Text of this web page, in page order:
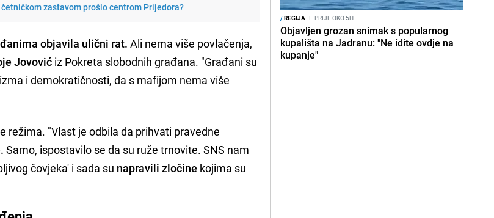
zastavom prošlo centrom Prijedora?
objavila ulični rat. Ali nema više povlačenja,
Jovović iz Pokreta slobodnih građana. "Građani su
i demokratičnosti, da s mafijom nema više
režima. "Vlast je odbila da prihvati pravedne
Samo, ispostavilo se da su ruže trnovite. SNS nam
čovjeka' i sada su napravili zločine kojima su
/REGIJA I PRIJE OKO 5H
Objavljen grozan snimak s popularnog
kupališta na Jadranu: "Ne idite ovdje na
kupanje"